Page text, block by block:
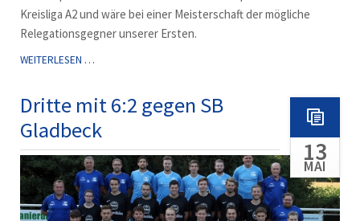
Kreisliga A2 und wäre bei einer Meisterschaft der mögliche
Relegationsgegner unserer Ersten.
WEITERLESEN …VFB
MÖGLICHEN
RELEGATIONSGEGNER
Dritte mit 6:2 gegen SB
Gladbeck
13
MAI